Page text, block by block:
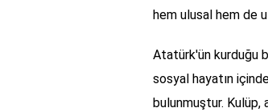
hem ulusal hem de
Atatürk'ün kurduğu
sosyal hayatın
bulunmuştur. Kulüp,